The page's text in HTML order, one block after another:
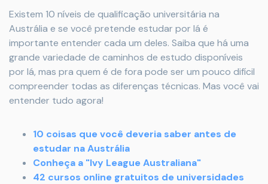
Existem 10 níveis de qualificação universitária na
Austrália e se você pretende estudar por lá é
importante entender cada um deles. Saiba que há uma
grande variedade de caminhos de estudo disponíveis
por lá, mas pra quem é de fora pode ser um pouco difícil
compreender todas as diferenças técnicas. Mas você vai
entender tudo agora!
10 coisas que você deveria saber antes de
estudar na Austrália
Conheça a "Ivy League Australiana"
42 cursos online gratuitos de universidades